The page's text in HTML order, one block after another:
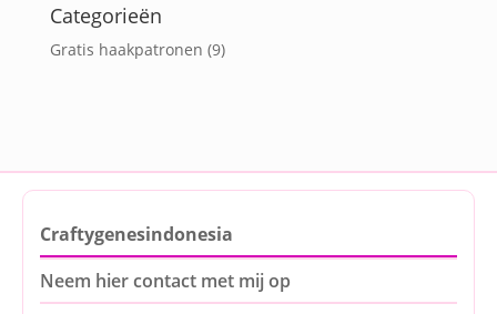
Categorieën
Gratis haakpatronen (9)
Craftygenesindonesia
Neem hier contact met mij op